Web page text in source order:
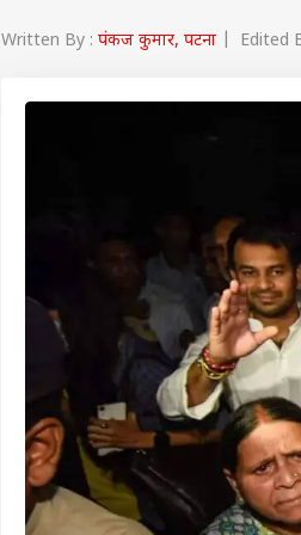
Written By : पंकज कुमार, पटना | Edited
हॅलो गेस्ट